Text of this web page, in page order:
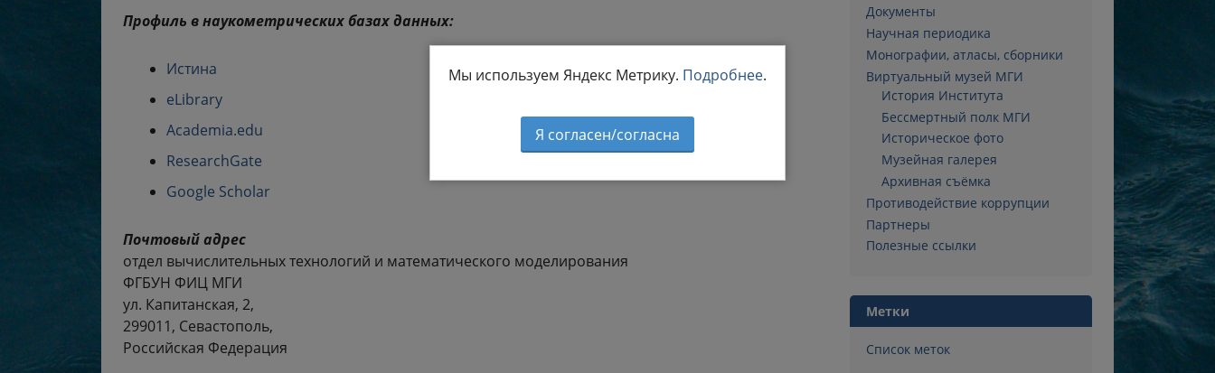
Профиль в наукометрических базах данных:
Истина
eLibrary
Academia.edu
ResearchGate
Google Scholar
Почтовый адрес
отдел вычислительных технологий и математического моделирования
ФГБУН ФИЦ МГИ
ул. Капитанская, 2,
299011, Севастополь,
Российская Федерация
Документы
Научная периодика
Монографии, атласы, сборники
Виртуальный музей МГИ
История Института
Бессмертный полк МГИ
Историческое фото
Музейная галерея
Архивная съёмка
Противодействие коррупции
Партнеры
Полезные ссылки
Метки
Список меток
Мы используем Яндекс Метрику. Подробнее.
Я согласен/согласна